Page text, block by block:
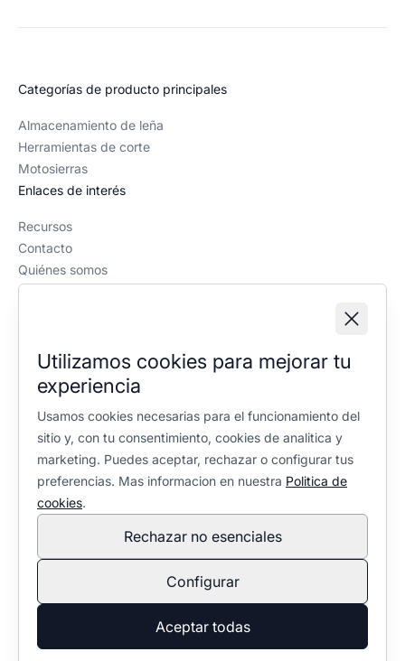
Utilizamos cookies para mejorar tu
experiencia
Usamos cookies necesarias para el funcionamiento del
sitio y, con tu consentimiento, cookies de analitica y
marketing. Puedes aceptar, rechazar o configurar tus
preferencias. Mas informacion en nuestra Politica de
cookies.
Rechazar no esenciales
Configurar
Aceptar todas
Categorías de producto principales
Almacenamiento de leña
Herramientas de corte
Motosierras
Enlaces de interés
Recursos
Contacto
Quiénes somos
Política editorial
Política de privacidad
Política de cookies
Configuración de cookies
En calidad de Afiliado de Amazon, obtengo ingresos por las
compras adscritas que cumplen los requisitos aplicables. No
condiciona la selección ni la valoración de los productos:
política editorial.
© 2026 Ventaleña. Todos los derechos reservados.